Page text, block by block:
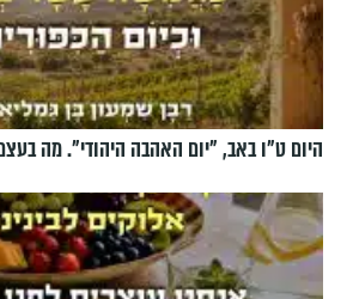
היום ט"ו באב, ”יום האהבה היהודי". מה